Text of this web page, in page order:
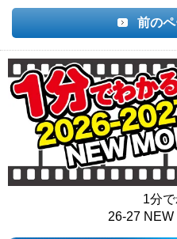
前の
1分
26-27 NEW